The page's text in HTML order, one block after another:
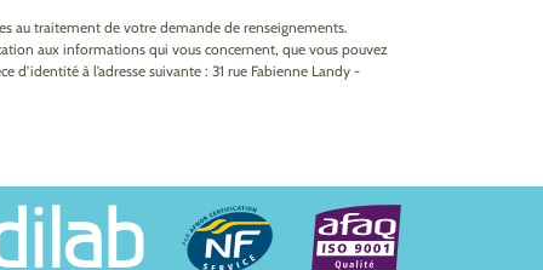
au traitement de votre demande de renseignements.
aux informations qui vous concernent, que vous pouvez
à l’adresse suivante : 31 rue Fabienne Landy -